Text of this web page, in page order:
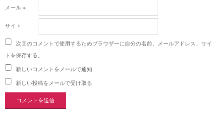
メール ※
サイト
次回のコメントで使用するためブラウザーに自分の名前、メールアドレス、サイ
トを保存する。
新しいコメントをメールで通知
新しい投稿をメールで受け取る